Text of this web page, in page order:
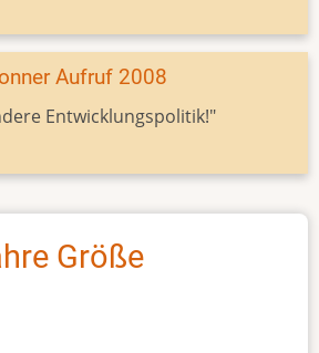
Aufruf 2008
Entwicklungspolitik!"
Größe